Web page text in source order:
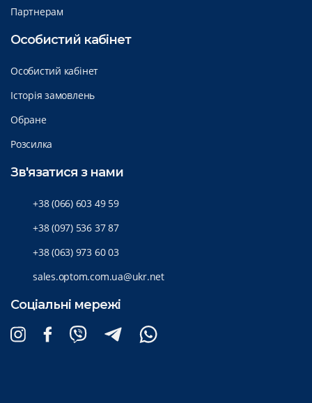
Партнерам
Особистий кабінет
Особистий кабінет
Історія замовлень
Обране
Розсилка
Зв'язатися з нами
+38 (066) 603 49 59
+38 (097) 536 37 87
+38 (063) 973 60 03
sales.optom.com.ua@ukr.net
Соціальні мережі